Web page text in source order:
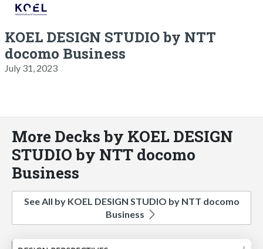
KOEL DESIGN STUDIO by NTT
docomo Business
July 31, 2023
More Decks by KOEL DESIGN
STUDIO by NTT docomo
Business
See All by KOEL DESIGN STUDIO by NTT docomo
Business